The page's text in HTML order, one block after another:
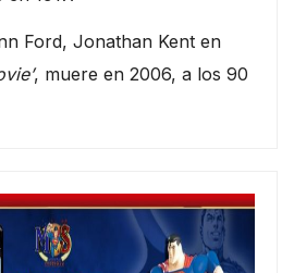
Ford, Jonathan Kent en
, muere en 2006, a los 90